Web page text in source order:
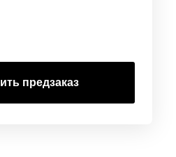
предзаказ